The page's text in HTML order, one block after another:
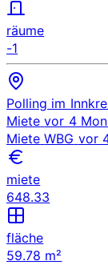
räume
-1
Polling im
Miete vor 4
Miete WBG vor
miete
648.33
fläche
59.78 m²